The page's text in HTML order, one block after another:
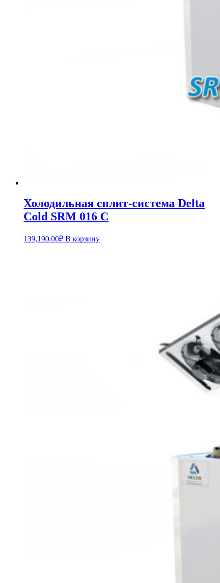
Холодильная сплит-система Delta
Cold SRM 016 C
139,190.00₽ В корзину